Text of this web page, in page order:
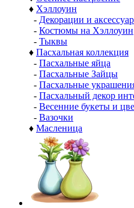
♦ Хэллоуин
- Декорации и
- Костюмы на Хэллоуин
- Тыквы
♦ Пасхальная коллекция
- Пасхальные яйца
- Пасхальные Зайцы
- Пасхальные
- Пасхальный декор
- Весенние букеты и
- Вазочки
♦ Масленица